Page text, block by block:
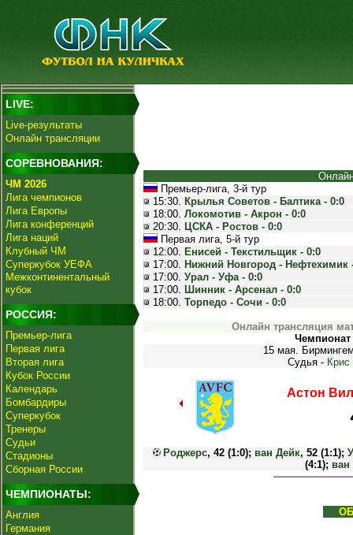
LIVE:
Live-результаты
Онлайн трансляции
СОРЕВНОВАНИЯ:
ЧМ 2026
Лига чемпионов
Лига Европы
Лига конференций
Лига наций
Клубный ЧМ
Суперкубок УЕФА
Межконтинентальный
кубок
РОССИЯ:
Премьер-лига
Первая лига
Вторая лига
Кубок России
Календарь
Бомбардиры
Суперкубок
Тренеры
Судьи
Стадионы
Сборная России
ЧЕМПИОНАТЫ:
Англия
Германия
Премьер-лига, 3-й тур
15:30. Крылья Советов - Балтика - 0:0
18:00. Локомотив - Акрон - 0:0
20:30. ЦСКА - Ростов - 0:0
Первая лига, 5-й тур
12:00. Енисей - Текстильщик - 0:0
17:00. Нижний Новгород - Нефтехимик
17:00. Урал - Уфа - 0:0
17:00. Шинник - Арсенал - 0:0
18:00. Торпедо - Сочи - 0:0
Онлайн трансляция
Чемпионат
15 мая.
Судья -
Астон
Роджерс, 42 (1:0); ван Дейк, 52 (1:1);
(4:1); ван